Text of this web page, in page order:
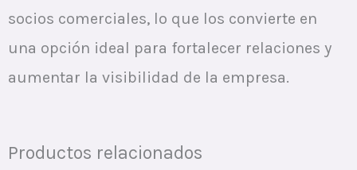
socios comerciales, lo que los convierte en
una opción ideal para fortalecer relaciones y
aumentar la visibilidad de la empresa.
Productos relacionados